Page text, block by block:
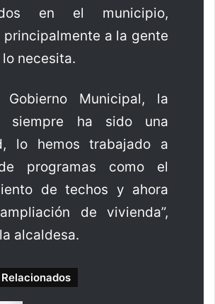
en el municipio,
principalmente a la gente
necesita.
Municipal, la
siempre ha sido una
lo hemos trabajado a
programas como el
de techos y ahora
de vivienda”,
alcaldesa.